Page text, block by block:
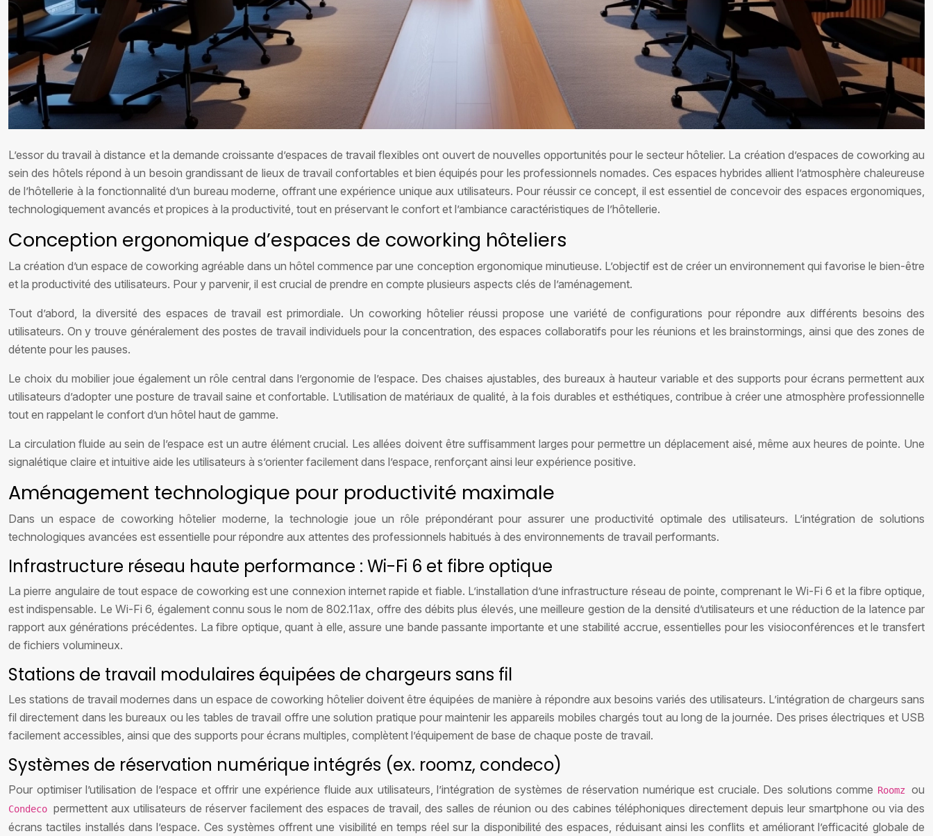
L’essor du travail à distance et la demande croissante d’espaces de travail flexibles ont ouvert de nouvelles opportunités pour le secteur hôtelier. La création d’espaces de coworking au
sein des hôtels répond à un besoin grandissant de lieux de travail confortables et bien équipés pour les professionnels nomades. Ces espaces hybrides allient l’atmosphère chaleureuse
de l’hôtellerie à la fonctionnalité d’un bureau moderne, offrant une expérience unique aux utilisateurs. Pour réussir ce concept, il est essentiel de concevoir des espaces ergonomiques,
technologiquement avancés et propices à la productivité, tout en préservant le confort et l’ambiance caractéristiques de l’hôtellerie.
Conception ergonomique d’espaces de coworking hôteliers
La création d’un espace de coworking agréable dans un hôtel commence par une conception ergonomique minutieuse. L’objectif est de créer un environnement qui favorise le bien-être
et la productivité des utilisateurs. Pour y parvenir, il est crucial de prendre en compte plusieurs aspects clés de l’aménagement.
Tout d’abord, la diversité des espaces de travail est primordiale. Un coworking hôtelier réussi propose une variété de configurations pour répondre aux différents besoins des
utilisateurs. On y trouve généralement des postes de travail individuels pour la concentration, des espaces collaboratifs pour les réunions et les brainstormings, ainsi que des zones de
détente pour les pauses.
Le choix du mobilier joue également un rôle central dans l’ergonomie de l’espace. Des chaises ajustables, des bureaux à hauteur variable et des supports pour écrans permettent aux
utilisateurs d’adopter une posture de travail saine et confortable. L’utilisation de matériaux de qualité, à la fois durables et esthétiques, contribue à créer une atmosphère professionnelle
tout en rappelant le confort d’un hôtel haut de gamme.
La circulation fluide au sein de l’espace est un autre élément crucial. Les allées doivent être suffisamment larges pour permettre un déplacement aisé, même aux heures de pointe. Une
signalétique claire et intuitive aide les utilisateurs à s’orienter facilement dans l’espace, renforçant ainsi leur expérience positive.
Aménagement technologique pour productivité maximale
Dans un espace de coworking hôtelier moderne, la technologie joue un rôle prépondérant pour assurer une productivité optimale des utilisateurs. L’intégration de solutions
technologiques avancées est essentielle pour répondre aux attentes des professionnels habitués à des environnements de travail performants.
Infrastructure réseau haute performance : Wi-Fi 6 et fibre optique
La pierre angulaire de tout espace de coworking est une connexion internet rapide et fiable. L’installation d’une infrastructure réseau de pointe, comprenant le Wi-Fi 6 et la fibre optique,
est indispensable. Le Wi-Fi 6, également connu sous le nom de 802.11ax, offre des débits plus élevés, une meilleure gestion de la densité d’utilisateurs et une réduction de la latence par
rapport aux générations précédentes. La fibre optique, quant à elle, assure une bande passante importante et une stabilité accrue, essentielles pour les visioconférences et le transfert
de fichiers volumineux.
Stations de travail modulaires équipées de chargeurs sans fil
Les stations de travail modernes dans un espace de coworking hôtelier doivent être équipées de manière à répondre aux besoins variés des utilisateurs. L’intégration de chargeurs sans
fil directement dans les bureaux ou les tables de travail offre une solution pratique pour maintenir les appareils mobiles chargés tout au long de la journée. Des prises électriques et USB
facilement accessibles, ainsi que des supports pour écrans multiples, complètent l’équipement de base de chaque poste de travail.
Systèmes de réservation numérique intégrés (ex. roomz, condeco)
Pour optimiser l’utilisation de l’espace et offrir une expérience fluide aux utilisateurs, l’intégration de systèmes de réservation numérique est cruciale. Des solutions comme Roomz ou
Condeco permettent aux utilisateurs de réserver facilement des espaces de travail, des salles de réunion ou des cabines téléphoniques directement depuis leur smartphone ou via des
écrans tactiles installés dans l’espace. Ces systèmes offrent une visibilité en temps réel sur la disponibilité des espaces, réduisant ainsi les conflits et améliorant l’efficacité globale de